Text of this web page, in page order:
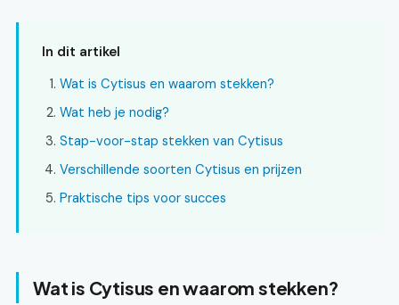
In dit artikel
Wat is Cytisus en waarom stekken?
Wat heb je nodig?
Stap-voor-stap stekken van Cytisus
Verschillende soorten Cytisus en prijzen
Praktische tips voor succes
Wat is Cytisus en waarom stekken?